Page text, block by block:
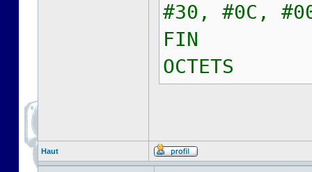
#30, #0C,
FIN ;
OCTETS
Haut